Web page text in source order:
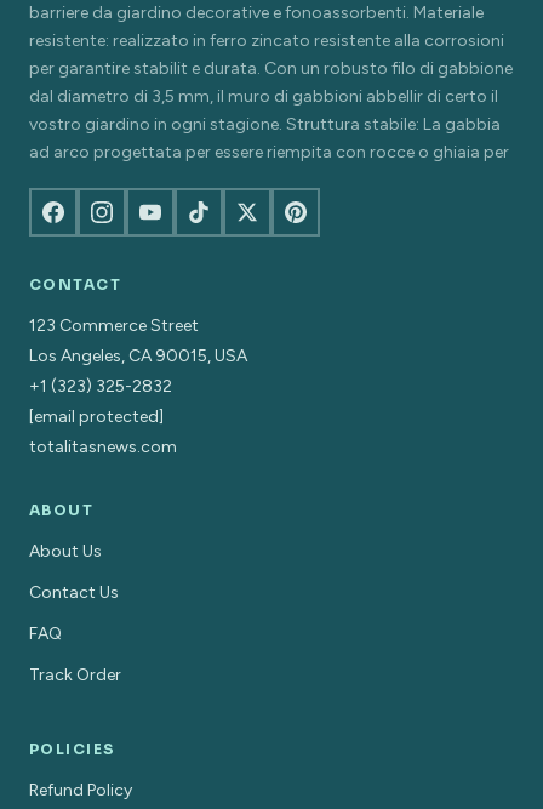
barriere da giardino decorative e fonoassorbenti. Materiale
resistente: realizzato in ferro zincato resistente alla corrosioni
per garantire stabilit e durata. Con un robusto filo di gabbione
dal diametro di 3,5 mm, il muro di gabbioni abbellir di certo il
vostro giardino in ogni stagione. Struttura stabile: La gabbia
ad arco progettata per essere riempita con rocce o ghiaia per
CONTACT
123 Commerce Street
Los Angeles, CA 90015, USA
+1 (323) 325-2832
[email protected]
totalitasnews.com
ABOUT
About Us
Contact Us
FAQ
Track Order
POLICIES
Refund Policy